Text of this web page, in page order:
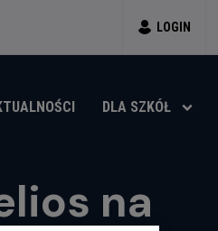
LOGIN
DLA SZKÓŁ
na